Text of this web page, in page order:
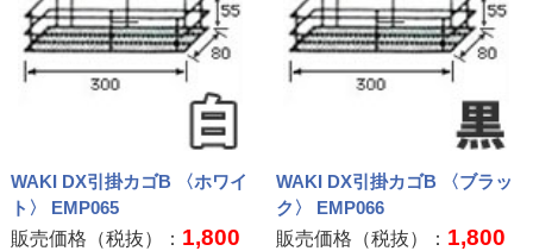
WAKI DX引掛カゴB 〈ホワイ
ト〉 EMP065
販売価格（税抜）： 1,800
WAKI DX引掛カゴB 〈ブラッ
ク〉 EMP066
販売価格（税抜）： 1,800